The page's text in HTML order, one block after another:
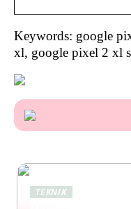
Keywords: google
xl, google pixel 2 xl
TEKNIK